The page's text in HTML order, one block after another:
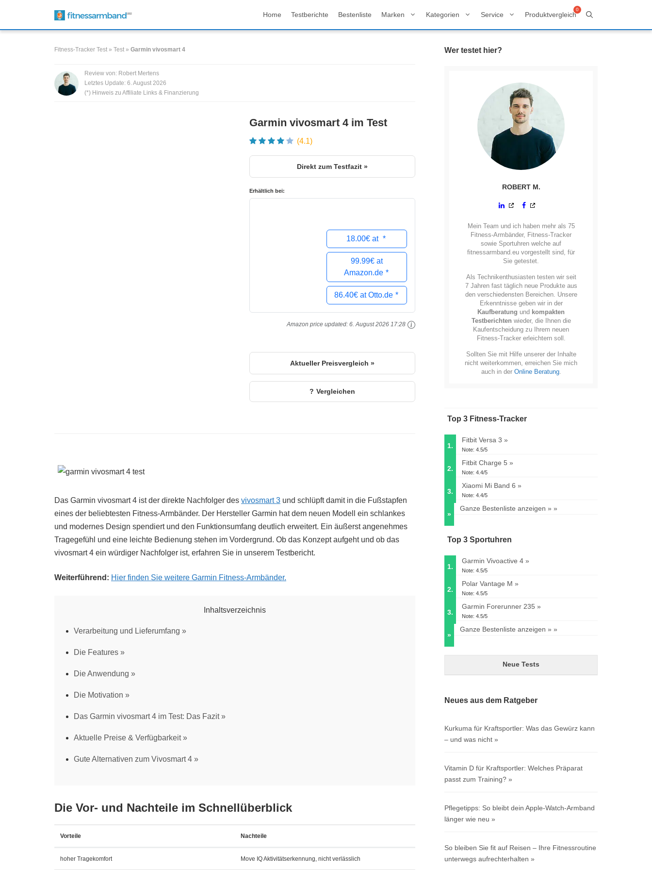
springen
Home Testberichte Bestenliste Marken Kategorien Service Produktvergleich
Fitness-Tracker Test » Test » Garmin vivosmart 4
Review von: Robert Mertens
Letztes Update: 6. August 2026
(*) Hinweis zu Affiliate Links & Finanzierung
Garmin vivosmart 4 im Test
(4.1)
Direkt zum Testfazit »
Erhältlich bei:
18.00€ at
99.99€ at
Amazon.de
86.40€ at Otto.de
Amazon price updated: 6. August 2026 17:28
Aktueller Preisvergleich »
Vergleichen
Das Garmin vivosmart 4 ist der direkte Nachfolger des vivosmart 3 und schlüpft damit in die Fußstapfen
eines der beliebtesten Fitness-Armbänder. Der Hersteller Garmin hat dem neuen Modell ein schlankes
und modernes Design spendiert und den Funktionsumfang deutlich erweitert. Ein äußerst angenehmes
Tragegefühl und eine leichte Bedienung stehen im Vordergrund. Ob das Konzept aufgeht und ob das
vivosmart 4 ein würdiger Nachfolger ist, erfahren Sie in unserem Testbericht.
Weiterführend: Hier finden Sie weitere Garmin Fitness-Armbänder.
Inhaltsverzeichnis
Verarbeitung und Lieferumfang
Die Features
Die Anwendung
Die Motivation
Das Garmin vivosmart 4 im Test: Das Fazit
Aktuelle Preise & Verfügbarkeit
Gute Alternativen zum Vivosmart 4
Die Vor- und Nachteile im Schnellüberblick
Vorteile Nachteile
hoher Tragekomfort Move IQ Aktivitätserkennung, nicht verlässlich
Wer testet hier?
ROBERT M.
Mein Team und ich haben mehr als 75
Fitness-Armbänder, Fitness-Tracker
sowie Sportuhren welche auf
fitnessarmband.eu vorgestellt sind, für
Sie getestet.
Als Technikenthusiasten testen wir seit
7 Jahren fast täglich neue Produkte aus
den verschiedensten Bereichen. Unsere
Erkenntnisse geben wir in der
Kaufberatung und kompakten
Testberichten wieder, die Ihnen die
Kaufentscheidung zu Ihrem neuen
Fitness-Tracker erleichtern soll.
Sollten Sie mit Hilfe unserer der Inhalte
nicht weiterkommen, erreichen Sie mich
auch in der Online Beratung.
Top 3 Fitness-Tracker
1.
Fitbit Versa 3
Note: 4.5/5
2.
Fitbit Charge 5
Note: 4.4/5
3.
Xiaomi Mi Band 6
Note: 4.4/5
»
Ganze Bestenliste anzeigen »
Top 3 Sportuhren
1.
Garmin Vivoactive 4
Note: 4.5/5
2.
Polar Vantage M
Note: 4.5/5
3.
Garmin Forerunner 235
Note: 4.5/5
»
Ganze Bestenliste anzeigen »
Neue Tests
Neues aus dem Ratgeber
Kurkuma für Kraftsportler: Was das Gewürz kann
– und was nicht
Vitamin D für Kraftsportler: Welches Präparat
passt zum Training?
Pflegetipps: So bleibt dein Apple-Watch-Armband
länger wie neu
So bleiben Sie fit auf Reisen – Ihre Fitnessroutine
unterwegs aufrechterhalten